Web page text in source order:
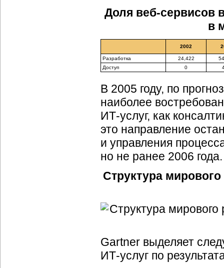
Доля веб-сервисов
в
2002
Разработка 24,422
Доступ
0
В 2005 году, по
наиболее
ИТ-услуг, как
это направление
и управления
но не ранее 2006 года.
Структура
Gartner выделяет
ИТ-услуг по